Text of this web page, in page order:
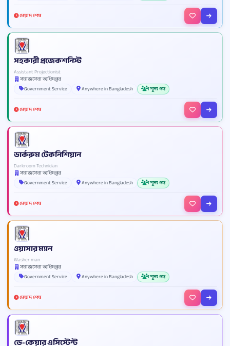
মেয়াদ শেষ
সহকারী প্রজেকশনিস্ট
Assistant Projectionist
সমাজসেবা অধিদপ্তর
Government Service
Anywhere in Bangladesh 1 শূন্য পদ
মেয়াদ শেষ
ডার্করুম টেকনিশিয়ান
Darkroom Technician
সমাজসেবা অধিদপ্তর
Government Service
Anywhere in Bangladesh 1 শূন্য পদ
মেয়াদ শেষ
ওয়াসার ম্যান
Washer man
সমাজসেবা অধিদপ্তর
Government Service
Anywhere in Bangladesh 1 শূন্য পদ
মেয়াদ শেষ
ডে-কেয়ার এসিস্টেন্ট